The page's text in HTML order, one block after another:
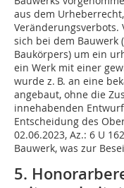
aus dem
Veränderungsverbots.
sich bei dem Bauwerk
Baukörpers) um ein
ein Werk mit einer
wurde z. B. an eine
angebaut, ohne die
innehabenden
Entscheidung des
02.06.2023, Az.: 6 U
Bauwerk, was zur
5.